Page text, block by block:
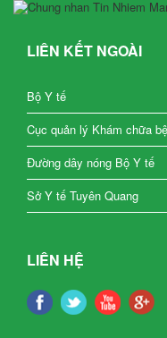
LIÊN KẾT NGOÀI
Bộ Y tế
Cục quản lý Khám chữa
Đường dây nóng Bộ Y tế
Sở Y tế Tuyên Quang
LIÊN HỆ